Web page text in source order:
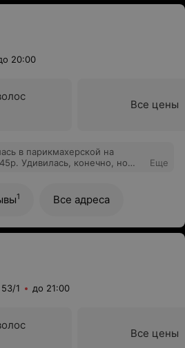
20:00
Все цены
в парикмахерской на
Удивилась, конечно, но
сделать. В прайсе на сайте
стоимость не
не платить. Имейте
Еще
1 Все адреса
1 до 21:00
Все цены